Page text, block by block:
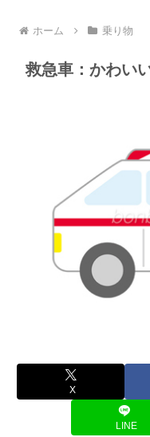
ホーム 乗り物
救急車：かわい
X
LINE